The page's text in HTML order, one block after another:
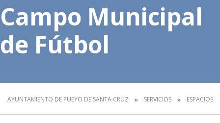
Campo Municipal
de Fútbol
AYUNTAMIENTO DE PUEYO DE SANTA CRUZ SERVICIOS ESPACIOS